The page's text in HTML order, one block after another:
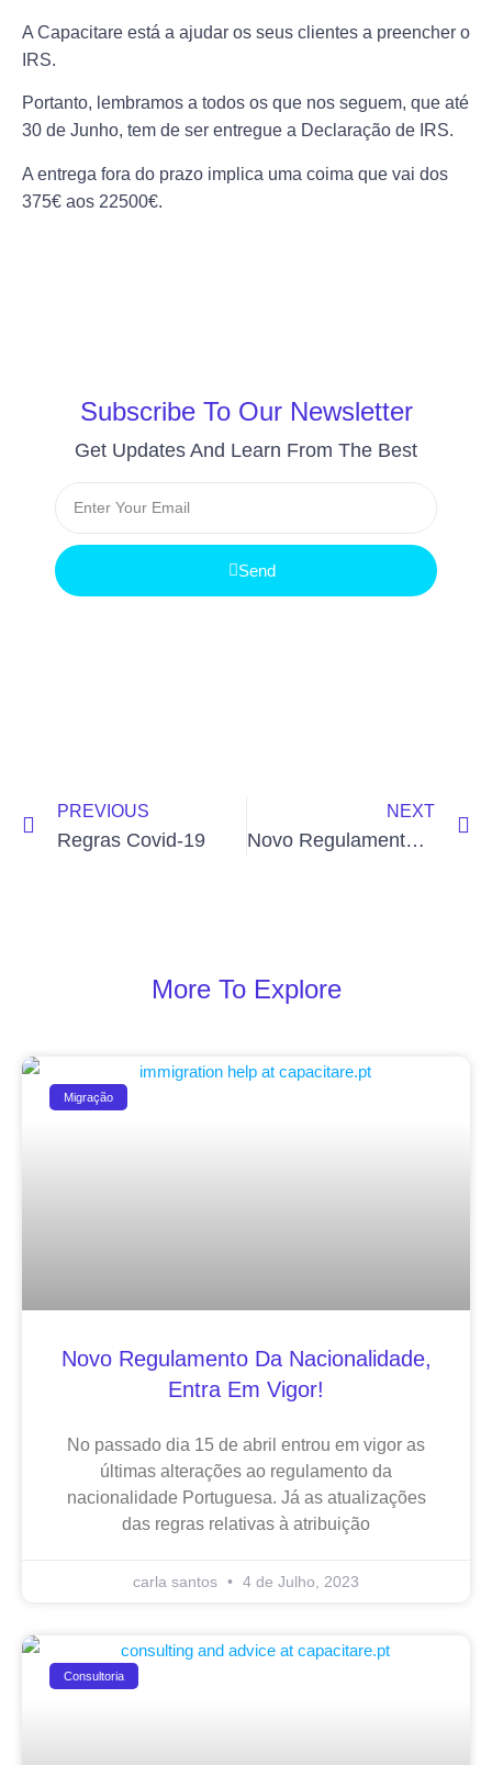
A Capacitare está a ajudar os seus clientes a preencher o
IRS.
Portanto, lembramos a todos os que nos seguem, que até
30 de Junho, tem de ser entregue a Declaração de IRS.
A entrega fora do prazo implica uma coima que vai dos
375€ aos 22500€.
Subscribe To Our Newsletter
Get Updates And Learn From The Best
Send
PREVIOUS
Regras Covid-19
NEXT
Novo Regulamento da Nacionalidade, entra em vigor!
More To Explore
Migração
Novo Regulamento Da Nacionalidade,
Entra Em Vigor!
No passado dia 15 de abril entrou em vigor as
últimas alterações ao regulamento da
nacionalidade Portuguesa. Já as atualizações
das regras relativas à atribuição
carla santos 4 de Julho, 2023
Consultoria